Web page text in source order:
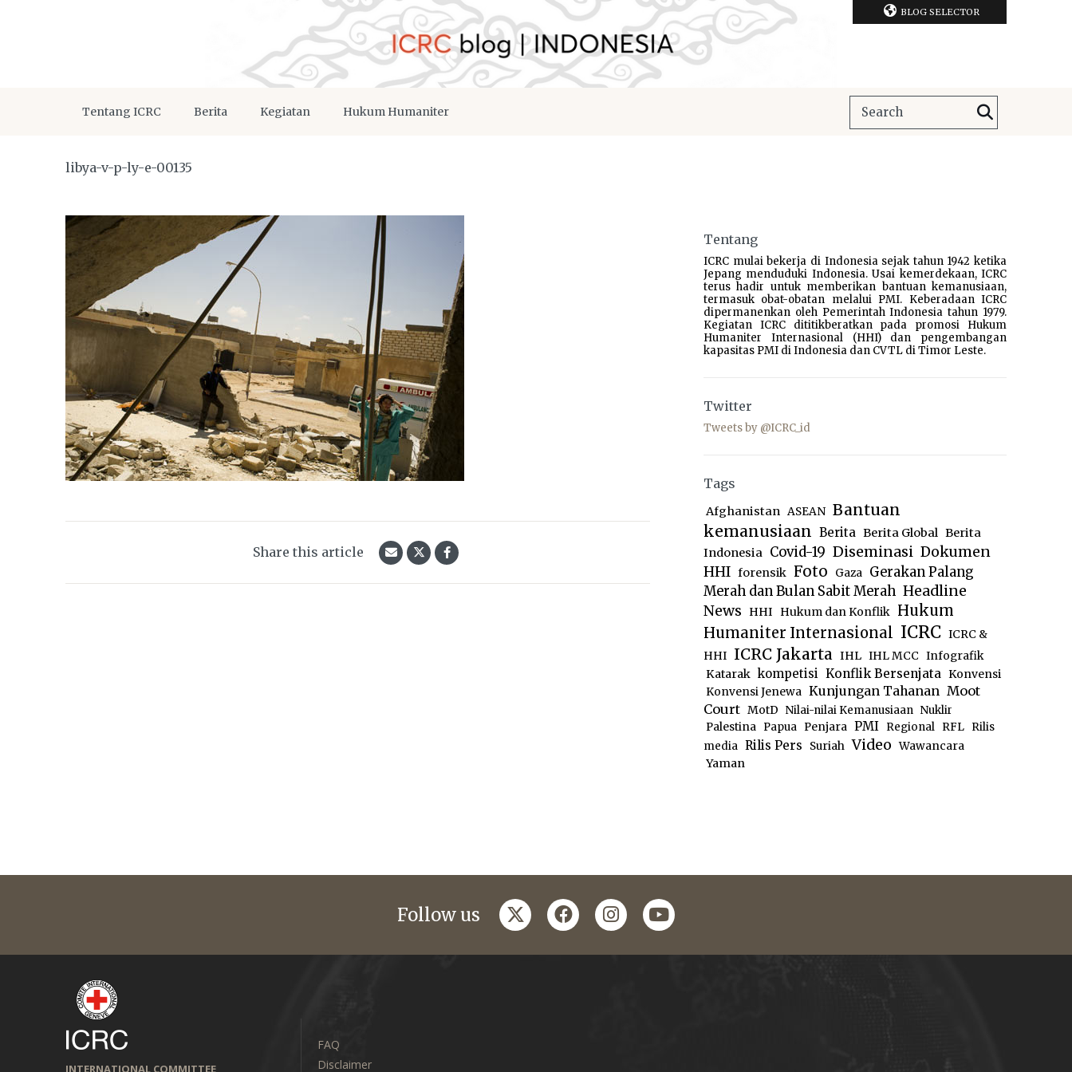
BLOG SELECTOR
Tentang ICRC Berita Kegiatan Hukum Humaniter
libya-v-p-ly-e-00135
Share this article
Tentang
ICRC mulai bekerja di Indonesia sejak tahun 1942 ketika
Jepang menduduki Indonesia. Usai kemerdekaan, ICRC
terus hadir untuk memberikan bantuan kemanusiaan,
termasuk obat-obatan melalui PMI. Keberadaan ICRC
dipermanenkan oleh Pemerintah Indonesia tahun 1979.
Kegiatan ICRC dititikberatkan pada promosi Hukum
Humaniter Internasional (HHI) dan pengembangan
kapasitas PMI di Indonesia dan CVTL di Timor Leste.
Twitter
Tweets by @ICRC_id
Tags
Afghanistan ASEAN Bantuan
kemanusiaan Berita Berita Global Berita
Indonesia Covid-19 Diseminasi Dokumen
HHI forensik Foto Gaza Gerakan Palang
Merah dan Bulan Sabit Merah Headline
News
HHI Hukum dan Konflik Hukum
Humaniter Internasional ICRC ICRC &
HHI ICRC Jakarta IHL IHL MCC Infografik
Katarak kompetisi Konflik Bersenjata Konvensi
Konvensi Jenewa Kunjungan Tahanan Moot
Court MotD Nilai-nilai Kemanusiaan Nuklir
Palestina
Papua Penjara PMI Regional RFL
Rilis
media Rilis Pers Suriah Video Wawancara
Yaman
Follow us twitterfacebookinstagram
youtube
INTERNATIONAL COMMITTEE
FAQ
Disclaimer